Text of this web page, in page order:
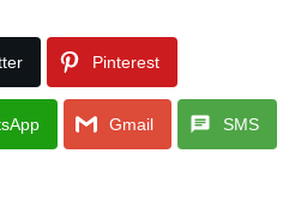
Pinterest
Gmail SMS